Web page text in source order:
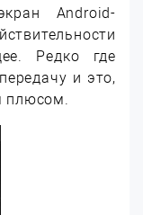
Android-
Редко где
и это,
плюсом.